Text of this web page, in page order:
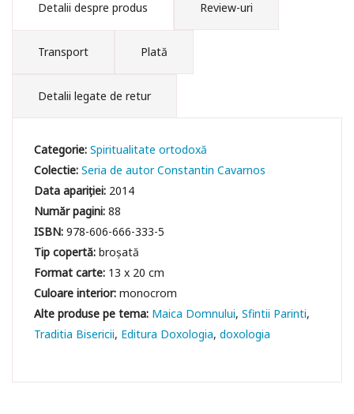
Detalii despre produs Review-uri
Transport Plată
Detalii legate de retur
Categorie:Spiritualitate ortodoxă
Colectie:Seria de autor Constantin Cavarnos
Data apariției: 2014
Număr pagini:88
ISBN:978-606-666-333-5
Tip copertă:broșată
Format carte: 13 x 20 cm
Culoare interior:monocrom
Maica Domnului Sfintii Parinti
Traditia Bisericii Editura Doxologia doxologia